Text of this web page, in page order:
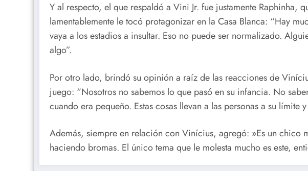
Y al respecto, el que respaldó a Vini Jr. fue justamente Raphinha,
lamentablemente le tocó protagonizar en la Casa Blanca: “Hay
vaya a los estadios a insultar. Eso no puede ser normalizado.
algo”.
Por otro lado, brindó su opinión a raíz de las reacciones de
juego: “Nosotros no sabemos lo que pasó en su infancia. No
cuando era pequeño. Estas cosas llevan a las personas a su límite
Además, siempre en relación con Vinícius, agregó: »Es un chico
haciendo bromas. El único tema que le molesta mucho es este,